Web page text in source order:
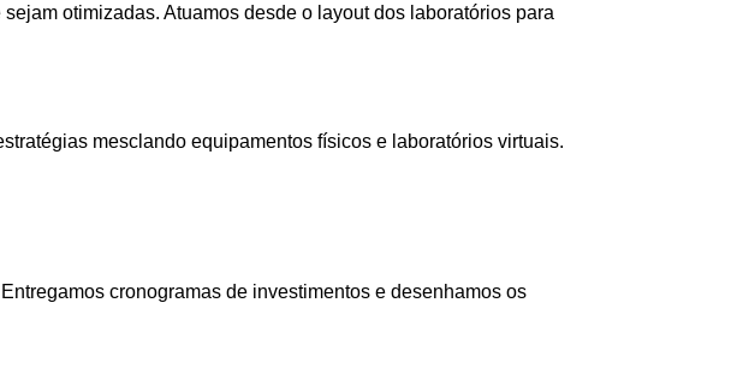
otimizadas. Atuamos desde o layout dos laboratórios para
mesclando equipamentos físicos e laboratórios virtuais.
cronogramas de investimentos e desenhamos os